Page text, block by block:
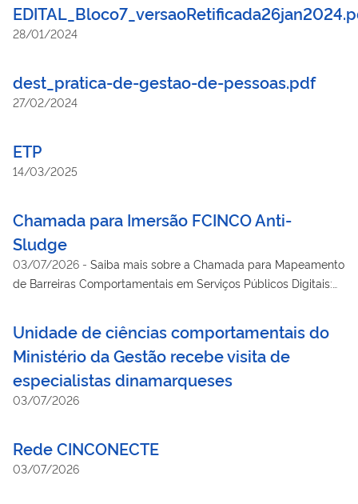
28/01/2024
dest_pratica-de-gestao-de-pessoas.pdf
27/02/2024
ETP
14/03/2025
Chamada para Imersão FCINCO Anti-
Sludge
03/07/2026 - Saiba mais sobre a Chamada para Mapeamento
de Barreiras Comportamentais em Serviços Públicos Digitais:
Unidade de ciências comportamentais do
Ministério da Gestão recebe visita de
especialistas dinamarqueses
03/07/2026
Rede CINCONECTE
03/07/2026